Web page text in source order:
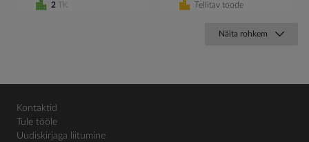
2 TK Tellitav toode
Näita rohkem
Kontaktid
Tule tööle
Uudiskirjaga liitumine